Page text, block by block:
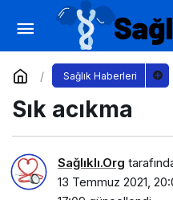
Sağlık Haberleri
Sık acıkma
Sağlıklı.Org
13 Temmuz 2021,
Sık acıkma